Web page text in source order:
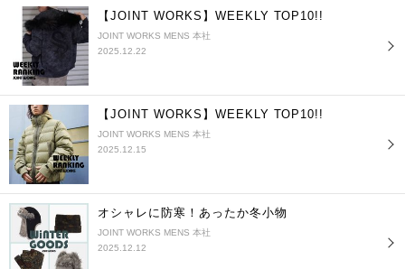
【JOINT WORKS】WEEKLY TOP10!!
JOINT WORKS MENS 本社
2025.12.22
【JOINT WORKS】WEEKLY TOP10!!
JOINT WORKS MENS 本社
2025.12.15
オシャレに防寒！あったか冬小物
JOINT WORKS MENS 本社
2025.12.12